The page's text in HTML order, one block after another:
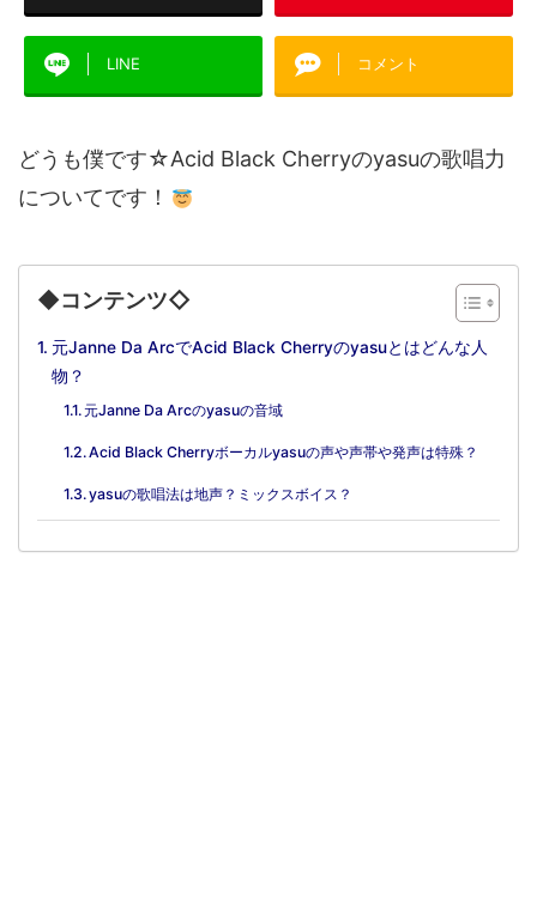
LINE コメント
どうも僕です☆Acid Black Cherryのyasuの歌唱力
についてです！
◆コンテンツ◇
元Janne Da ArcでAcid Black Cherryのyasuとはどんな人
物？
元Janne Da Arcのyasuの音域
Acid Black Cherryボーカルyasuの声や声帯や発声は特殊？
yasuの歌唱法は地声？ミックスボイス？